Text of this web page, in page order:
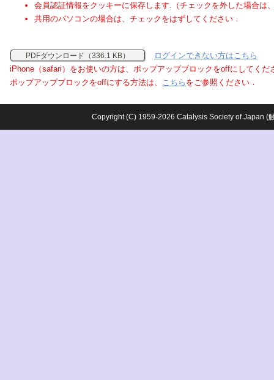
会員認証情報をクッキーに保存します.（チェックを外した場合は
共用のパソコンの場合は、チェックをはずしてください．
PDFダウンロード（336.1 KB）
ログインできない方はこちら
iPhone（safari）をお使いの方は、ポップアップブロックをoffにしてくだ
ポップアップブロックをoffにする方法は、 こちら をご参照ください．
Copyright (C) 1959-2026 Catalysis Society of Japan (